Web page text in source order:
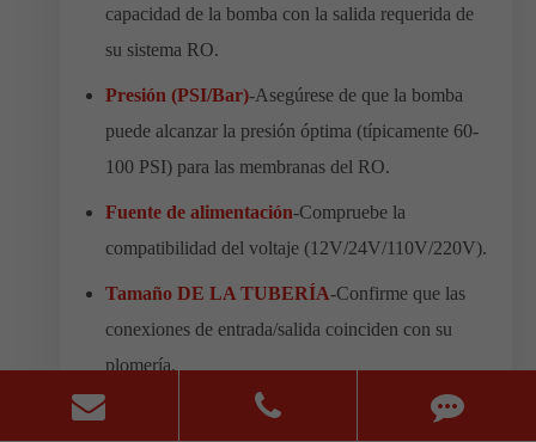
capacidad de la bomba con la salida requerida de
su sistema RO.
Presión (PSI/Bar)-Asegúrese de que la bomba
puede alcanzar la presión óptima (típicamente 60-
100 PSI) para las membranas del RO.
Fuente de alimentación-Compruebe la
compatibilidad del voltaje (12V/24V/110V/220V).
Tamaño DE LA TUBERÍA-Confirme que las
conexiones de entrada/salida coinciden con su
plomería.
-El uso residencial, comercial o